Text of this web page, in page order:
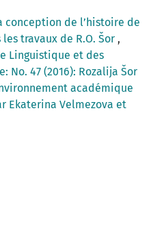
conception de l’histoire de
travaux de R.O. Šor ,
Linguistique et des
No. 47 (2016): Rozalija Šor
académique
Ekaterina Velmezova et